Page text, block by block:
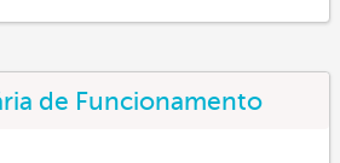
de Funcionamento